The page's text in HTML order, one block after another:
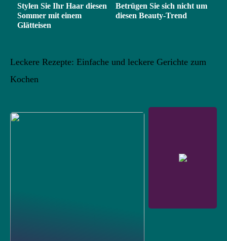
Stylen Sie Ihr Haar diesen
Sommer mit einem
Glätteisen
Betrügen Sie sich nicht um
diesen Beauty-Trend
Leckere Rezepte: Einfache und leckere Gerichte zum
Kochen